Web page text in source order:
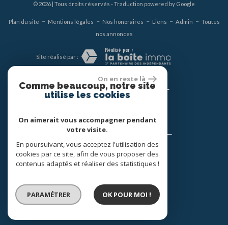
© 2026 | Tous droits réservés - Traduction powered by Google
Plan du site - Mentions légales - Nos honoraires - Liens - Admin - Toutes
nos annonces
Site réalisé par :
Nous suivre
Se connecter
Espace propriétaires
On en reste là
Comme beaucoup, notre site
utilise les cookies
On aimerait vous accompagner pendant
votre visite.
En poursuivant, vous acceptez l'utilisation des
cookies par ce site, afin de vous proposer des
contenus adaptés et réaliser des statistiques !
PARAMÉTRER OK POUR MOI !